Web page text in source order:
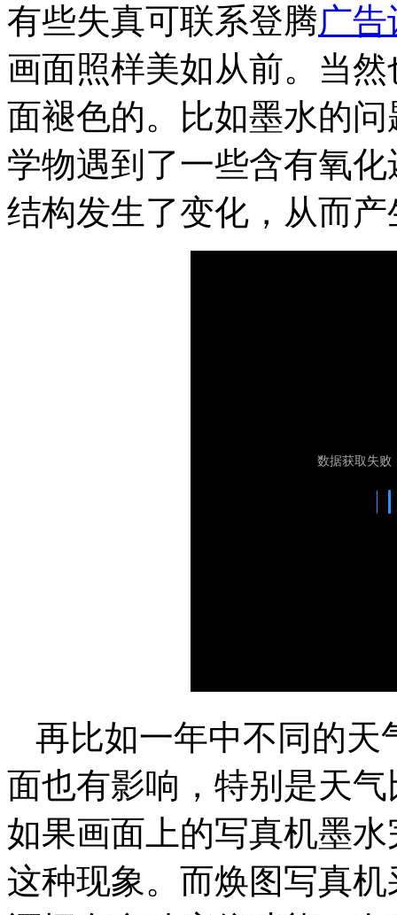
有些失真可联系登腾广
画面照样美如从前。当
面褪色的。比如墨水的
学物遇到了一些含有氧
结构发生了变化，从而
再比如一年中不同的天
面也有影响，特别是天
如果画面上的写真机墨
这种现象。而焕图写真